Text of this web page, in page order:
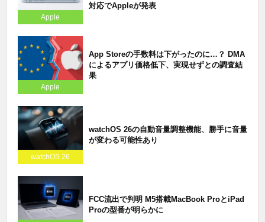
Apple
対応でAppleが発表
Apple
App Storeの手数料は下がったのに…？ DMA
によるアプリ価格低下、実現せずとの調査結
果
watchOS 26
watchOS 26の自動音量調整機能、勝手に音量
が変わる可能性あり
FCC流出で判明 M5搭載MacBook ProとiPad
Proの型番が明らかに